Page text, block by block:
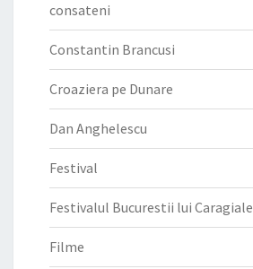
consateni
Constantin Brancusi
Croaziera pe Dunare
Dan Anghelescu
Festival
Festivalul Bucurestii lui Caragiale
Filme